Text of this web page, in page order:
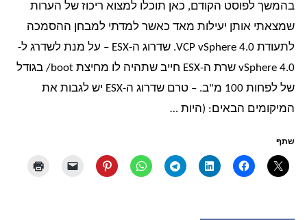
"פיילוט""
בהמשך לפוסט הקודם, כאן תוכלו למצוא ריכוז של הערות
שמצאתי אותן יעילות מאד כאשר למדתי למבחן ההסמכה
לתעודת VCP vSphere 4.0. שדרוג ה-ESX – על מנת לשדרג ל-
vSphere 4.0 שרת ה-ESX חייב שתהיה לו מחיצת boot/ בגודל
של לפחות 100 מ"ב. – טרם שדרוג ה-ESX יש לגבות את
המיקומים הבאים: (היות …
שתף